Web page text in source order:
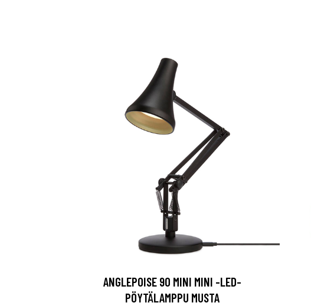
ANGLEPOISE 90 MINI MINI -LED-
PÖYTÄLAMPPU MUSTA